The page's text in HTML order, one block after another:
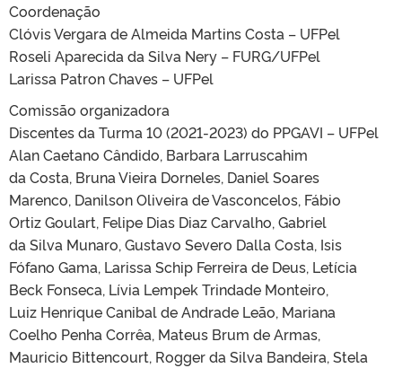
Coordenação
Clóvis Vergara de Almeida Martins Costa – UFPel
Roseli Aparecida da Silva Nery – FURG/UFPel
Larissa Patron Chaves – UFPel
Comissão organizadora
Discentes da Turma 10 (2021-2023) do PPGAVI – UFPel
Alan Caetano Cândido, Barbara Larruscahim
da Costa, Bruna Vieira Dorneles, Daniel Soares
Marenco, Danilson Oliveira de Vasconcelos, Fábio
Ortiz Goulart, Felipe Dias Diaz Carvalho, Gabriel
da Silva Munaro, Gustavo Severo Dalla Costa, Isis
Fófano Gama, Larissa Schip Ferreira de Deus, Letícia
Beck Fonseca, Lívia Lempek Trindade Monteiro,
Luiz Henrique Canibal de Andrade Leão, Mariana
Coelho Penha Corrêa, Mateus Brum de Armas,
Mauricio Bittencourt, Rogger da Silva Bandeira, Stela